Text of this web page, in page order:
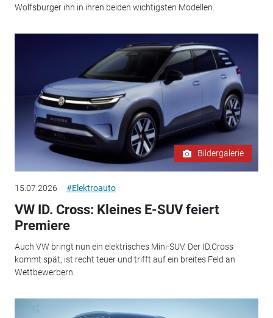
Wolfsburger ihn in ihren beiden wichtigsten Modellen.
Bildergalerie
15.07.2026 #Elektroauto
VW ID. Cross: Kleines E-SUV feiert
Premiere
Auch VW bringt nun ein elektrisches Mini-SUV. Der ID.Cross
kommt spät, ist recht teuer und trifft auf ein breites Feld an
Wettbewerbern.